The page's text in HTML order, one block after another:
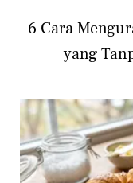
6 Cara
yang